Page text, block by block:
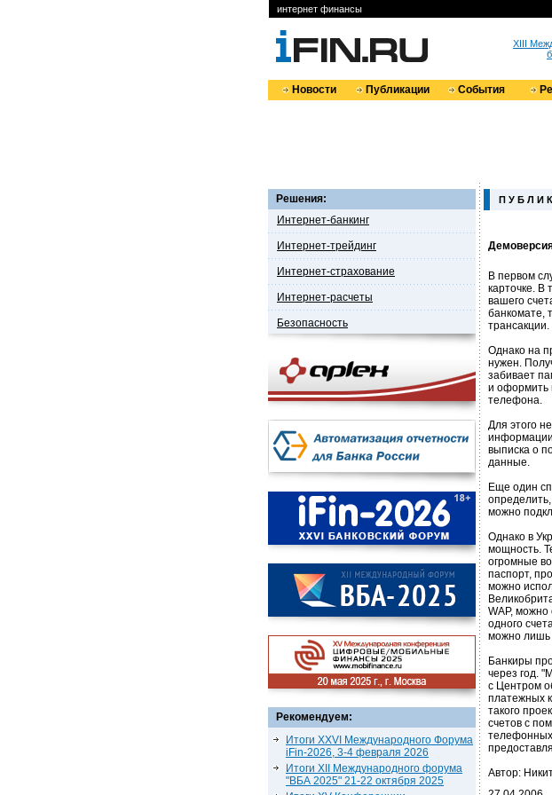
интернет финансы
XIII
Новости Публикации События
Решения:
Интернет-банкинг
Интернет-трейдинг
Интернет-страхование
Интернет-расчеты
Безопасность
Рекомендуем:
Итоги XXVI Международного Форума
iFin-2026, 3-4 февраля 2026
Итоги XII Международного форума
"ВБА 2025" 21-22 октября 2025
П У Б Л И
В первом
карточке. В
вашего
банкомате,
трансакции.
Однако на
нужен.
забивает
и оформить
телефона.
Для этого
выписка о
данные.
Еще один
можно
Однако в
мощность.
огромные
паспорт,
можно
WAP, можно
одного
можно лишь
Банкиры
через год.
с Центром
платежных
такого
счетов с
телефонных
Автор: